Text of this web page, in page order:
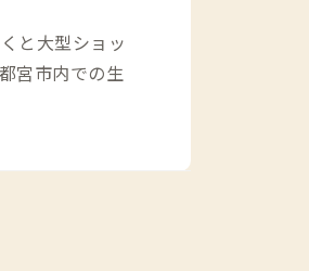
と大型ショッ
宮市内での生